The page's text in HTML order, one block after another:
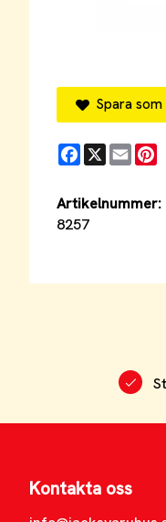
Spara
Facebook
X Email
Artikelnummer:
8257
Kontakta oss